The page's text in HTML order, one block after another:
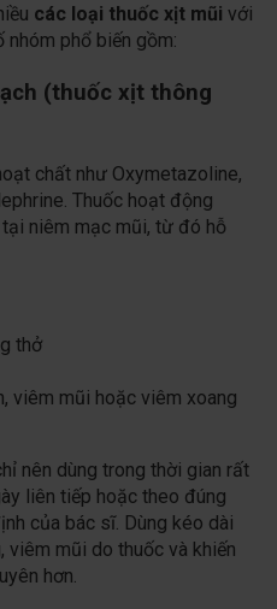
các loại thuốc xịt mũi với
nhóm phổ biến gồm:
(thuốc xịt thông
chất như Oxymetazoline,
Thuốc hoạt động
niêm mạc mũi, từ đó hỗ
thở
viêm mũi hoặc viêm xoang
nên dùng trong thời gian rất
liên tiếp hoặc theo đúng
của bác sĩ. Dùng kéo dài
viêm mũi do thuốc và khiến
hơn.